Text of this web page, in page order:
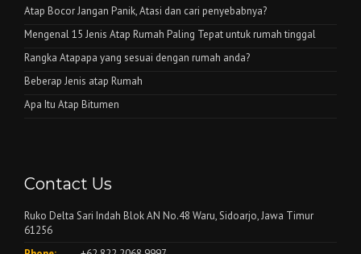
Atap Bocor Jangan Panik, Atasi dan cari penyebabnya?
Mengenal 15 Jenis Atap Rumah Paling Tepat untuk rumah tinggal
Rangka Atapapa yang sesuai dengan rumah anda?
Beberap Jenis atap Rumah
Apa Itu Atap Bitumen
Contact Us
Ruko Delta Sari Indah Blok AN No.48 Waru, Sidoarjo, Jawa Timur
61256